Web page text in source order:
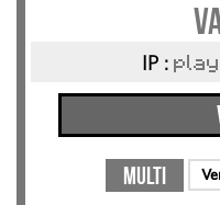
IP :
Multi